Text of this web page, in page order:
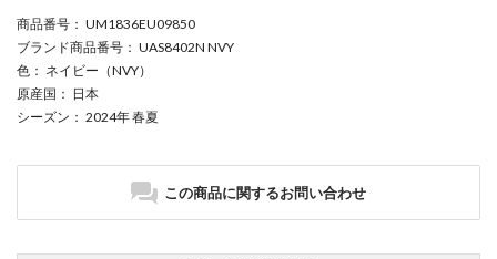
商品番号 ： UM1836EU09850
ブランド商品番号 ： UAS8402N NVY
色 ： ネイビー（NVY）
原産国 ： 日本
シーズン ： 2024年 春夏
この商品に関するお問い合わせ